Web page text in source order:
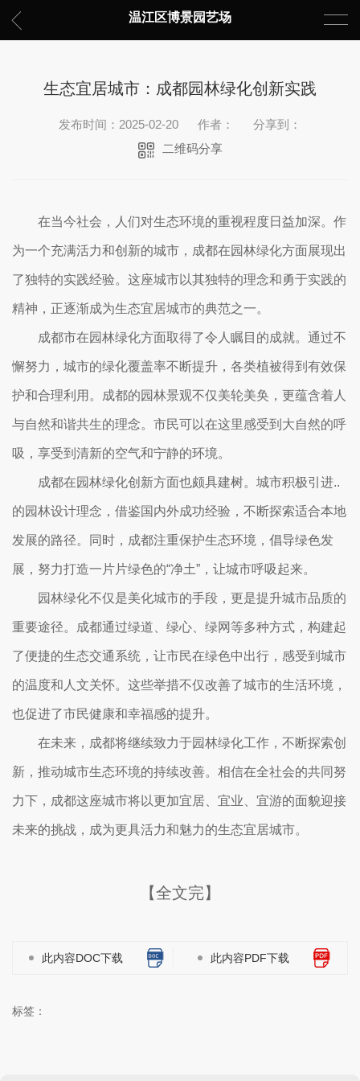
温江区博景园艺场
生态宜居城市：成都园林绿化创新实践
发布时间：2025-02-20 作者：
分享到：
二维码分享
在当今社会，人们对生态环境的重视程度日益加深。作
为一个充满活力和创新的城市，成都在园林绿化方面展现出
了独特的实践经验。这座城市以其独特的理念和勇于实践的
精神，正逐渐成为生态宜居城市的典范之一。
成都市在园林绿化方面取得了令人瞩目的成就。通过不
懈努力，城市的绿化覆盖率不断提升，各类植被得到有效保
护和合理利用。成都的园林景观不仅美轮美奂，更蕴含着人
与自然和谐共生的理念。市民可以在这里感受到大自然的呼
吸，享受到清新的空气和宁静的环境。
成都在园林绿化创新方面也颇具建树。城市积极引进..
的园林设计理念，借鉴国内外成功经验，不断探索适合本地
发展的路径。同时，成都注重保护生态环境，倡导绿色发
展，努力打造一片片绿色的“净土”，让城市呼吸起来。
园林绿化不仅是美化城市的手段，更是提升城市品质的
重要途径。成都通过绿道、绿心、绿网等多种方式，构建起
了便捷的生态交通系统，让市民在绿色中出行，感受到城市
的温度和人文关怀。这些举措不仅改善了城市的生活环境，
也促进了市民健康和幸福感的提升。
在未来，成都将继续致力于园林绿化工作，不断探索创
新，推动城市生态环境的持续改善。相信在全社会的共同努
力下，成都这座城市将以更加宜居、宜业、宜游的面貌迎接
未来的挑战，成为更具活力和魅力的生态宜居城市。
【全文完】
此内容DOC下载 此内容PDF下载
标签：